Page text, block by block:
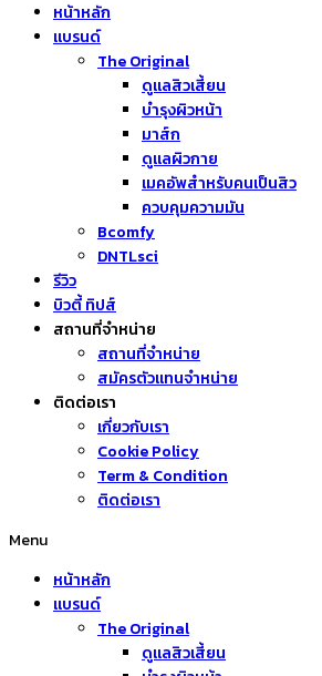
หน้าหลัก
แบรนด์
The Original
ดูแลสิวเสี้ยน
บำรุงผิวหน้า
มาส์ก
ดูแลผิวกาย
เมคอัพสำหรับคนเป็นสิว
ควบคุมความมัน
Bcomfy
DNTLsci
รีวิว
บิวตี้ ทิปส์
สถานที่จำหน่าย
สถานที่จำหน่าย
สมัครตัวแทนจำหน่าย
ติดต่อเรา
เกี่ยวกับเรา
Cookie Policy
Term & Condition
ติดต่อเรา
Menu
หน้าหลัก
แบรนด์
The Original
ดูแลสิวเสี้ยน